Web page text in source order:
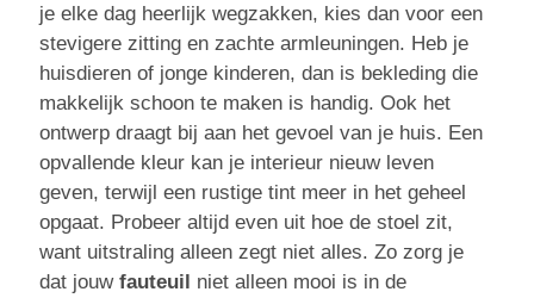
je elke dag heerlijk wegzakken, kies dan voor een
stevigere zitting en zachte armleuningen. Heb je
huisdieren of jonge kinderen, dan is bekleding die
makkelijk schoon te maken is handig. Ook het
ontwerp draagt bij aan het gevoel van je huis. Een
opvallende kleur kan je interieur nieuw leven
geven, terwijl een rustige tint meer in het geheel
opgaat. Probeer altijd even uit hoe de stoel zit,
want uitstraling alleen zegt niet alles. Zo zorg je
dat jouw fauteuil niet alleen mooi is in de